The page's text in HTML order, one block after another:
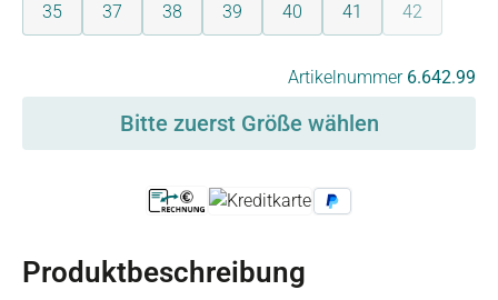
35 37 38 39 40 41 42(Diese
Artikelnummer 6.642.99
Bitte zuerst Größe wählen
Produktbeschreibung